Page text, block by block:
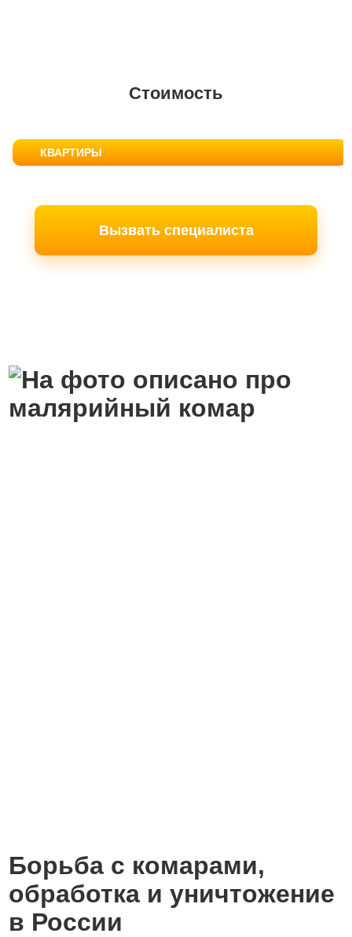
Стоимость
КВАРТИРЫ
Вызвать специалиста
Борьба с комарами,
обработка и уничтожение
в России